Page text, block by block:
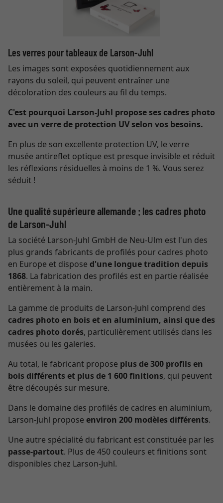
Les verres pour tableaux de Larson-Juhl
Les images sont exposées quotidiennement aux
rayons du soleil, qui peuvent entraîner une
décoloration des couleurs au fil du temps.
C'est pourquoi Larson-Juhl propose ses cadres photo
avec un verre de protection UV selon vos besoins.
En plus de son excellente protection UV, le verre
musée antireflet optique est presque invisible et réduit
les réflexions résiduelles à moins de 1 %. Vous serez
séduit !
Une qualité supérieure allemande : les cadres photo
de Larson-Juhl
La société Larson-Juhl GmbH de Neu-Ulm est l'un des
plus grands fabricants de profilés pour cadres photo
en Europe et dispose d'une longue tradition depuis
1868. La fabrication des profilés est en partie réalisée
entièrement à la main.
La gamme de produits de Larson-Juhl comprend des
cadres photo en bois et en aluminium, ainsi que des
cadres photo dorés, particulièrement utilisés dans les
musées ou les galeries.
Au total, le fabricant propose plus de 300 profils en
bois différents et plus de 1 600 finitions, qui peuvent
être découpés sur mesure.
Dans le domaine des profilés de cadres en aluminium,
Larson-Juhl propose environ 200 modèles différents.
Une autre spécialité du fabricant est constituée par les
passe-partout. Plus de 450 couleurs et finitions sont
disponibles chez Larson-Juhl.